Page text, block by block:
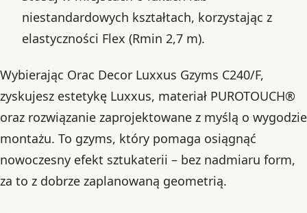
niestandardowych kształtach, korzystając z
elastyczności Flex (Rmin 2,7 m).
Wybierając Orac Decor Luxxus Gzyms C240/F,
zyskujesz estetykę Luxxus, materiał PUROTOUCH®
oraz rozwiązanie zaprojektowane z myślą o wygodzie
montażu. To gzyms, który pomaga osiągnąć
nowoczesny efekt sztukaterii – bez nadmiaru form,
za to z dobrze zaplanowaną geometrią.